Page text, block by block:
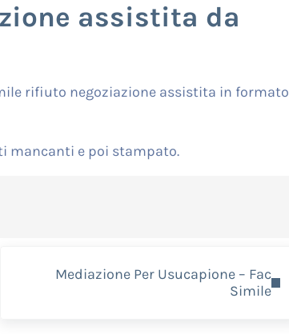
assistita da
rifiuto negoziazione assistita in formato
mancanti e poi stampato.
Mediazione Per Usucapione – Fac
Simile